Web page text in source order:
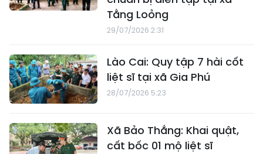
Tằng Loỏng
29/07/2026 2:31
Lào Cai: Quy tập 7 hài cốt
liệt sĩ tại xã Gia Phú
28/07/2026 5:23
Xã Bảo Thắng: Khai quật,
cất bốc 01 mộ liệt sĩ